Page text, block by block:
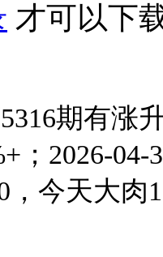
才可以下
期有涨
； 2026-04-
，今天大肉